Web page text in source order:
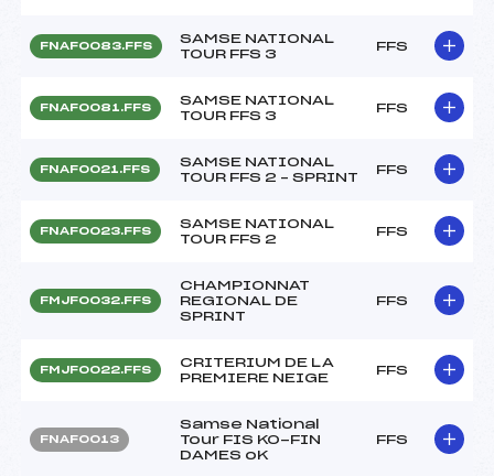
FNAF0083.FFS
SAMSE NATIONAL
TOUR FFS 3
FFS
FNAF0081.FFS
SAMSE NATIONAL
TOUR FFS 3
FFS
FNAF0021.FFS
SAMSE NATIONAL
TOUR FFS 2 – SPRINT
FFS
FNAF0023.FFS
SAMSE NATIONAL
TOUR FFS 2
FFS
FMJF0032.FFS
CHAMPIONNAT
REGIONAL DE
SPRINT
FFS
FMJF0022.FFS
CRITERIUM DE LA
PREMIERE NEIGE
FFS
FNAF0013
Samse National
Tour FIS KO-FIN
DAMES oK
FFS